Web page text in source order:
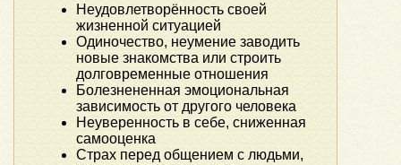
Неудовлетворённость своей
жизненной ситуацией
Одиночество, неумение заводить
новые знакомства или строить
долговременные отношения
Болезнененная эмоциональная
зависимость от другого человека
Неуверенность в себе, сниженная
самооценка
Страх перед общением с людьми,